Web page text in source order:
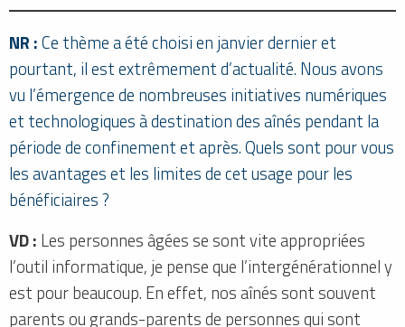
NR :Ce thème a été choisi en janvier dernier et
pourtant, il est extrêmement d’actualité. Nous avons
vu l’émergence de nombreuses initiatives numériques
et technologiques à destination des aînés pendant la
période de confinement et après. Quels sont pour vous
les avantages et les limites de cet usage pour les
bénéficiaires ?
VD : Les personnes âgées se sont vite appropriées
l’outil informatique, je pense que l’intergénérationnel y
est pour beaucoup. En effet, nos aînés sont souvent
parents ou grands-parents de personnes qui sont